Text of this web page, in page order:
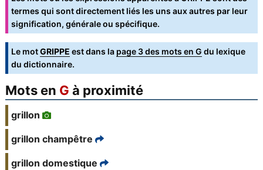
termes qui sont directement liés les uns aux autres par leur
signification, générale ou spécifique.
Le motGRIPPE est dans la page 3 des mots en G du lexique
du dictionnaire.
Mots en G à proximité
grillon
grillon champêtre
grillon domestique